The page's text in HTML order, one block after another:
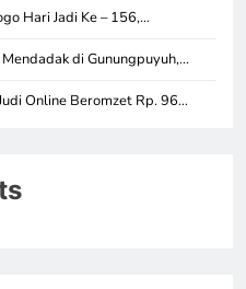
Hari Jadi Ke – 156,…
di Gunungpuyuh,…
Online Beromzet Rp. 96…